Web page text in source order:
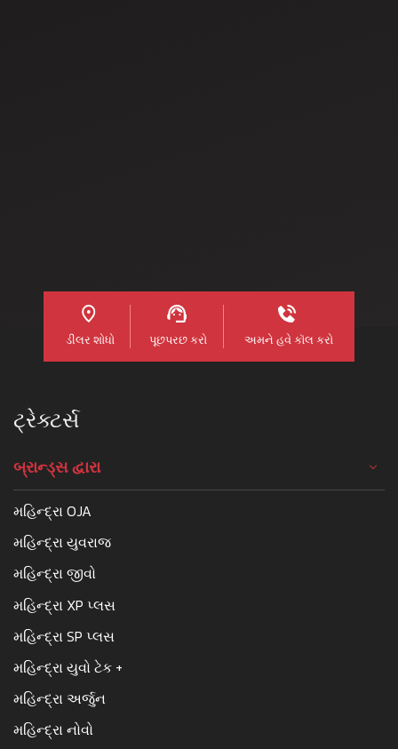
ડીલર શોધો પૂછપરછ કરો અમને હવે કૉલ કરો
ટ્રેક્ટર્સ
બ્રાન્ડ્સ દ્વારા
મહિન્દ્રા OJA
મહિન્દ્રા યુવરાજ
મહિન્દ્રા જીવો
મહિન્દ્રા XP પ્લસ
મહિન્દ્રા SP પ્લસ
મહિન્દ્રા યુવો ટેક +
મહિન્દ્રા અર્જુન
મહિન્દ્રા નોવો